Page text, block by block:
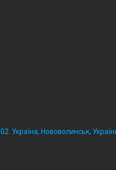
Україна, Нововолинськ,